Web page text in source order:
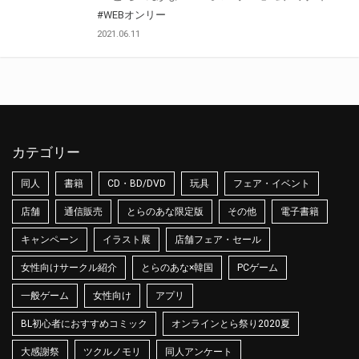
#WEBオンリー
2021.06.11
カテゴリー
同人 書籍 CD・BD/DVD 玩具 フェア・イベント
店舗 通信販売 とらのあな限定版 その他 電子書籍
キャンペーン イラスト展 店舗フェア・セール
女性向けサークル紹介 とらのあな×韓国 PCゲーム
一般ゲーム 女性向け アプリ
BL初心者におすすめコミック オンラインとら祭り2020夏
大感謝祭 ツクルノモリ 同人アンケート